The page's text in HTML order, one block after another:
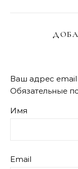
Ваш адрес email
Обязательные
Имя
Email